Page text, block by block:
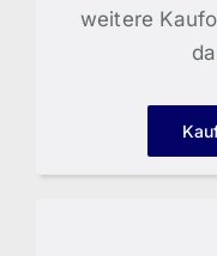
weitere